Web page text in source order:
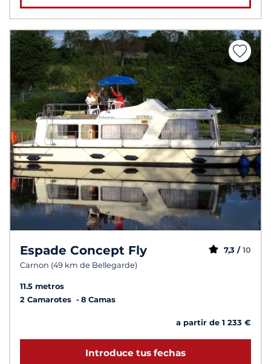
Espade Concept Fly
Carnon (49 km de Bellegarde)
7,3 / 10
11.5 metros
2 Camarotes
8 Camas
a partir de 1 233 €
Introduce tus fechas